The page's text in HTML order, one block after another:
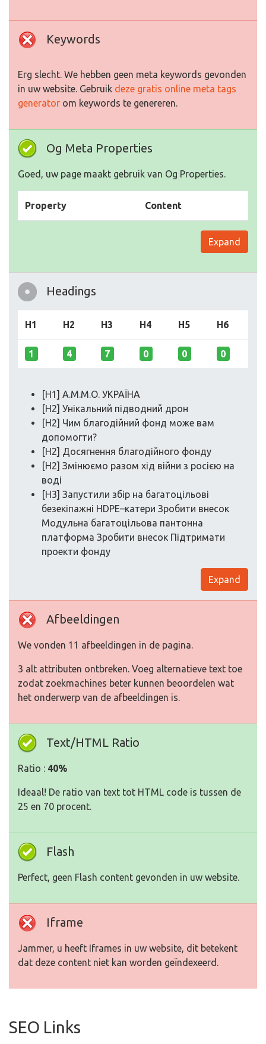
Keywords
Erg slecht. We hebben geen meta keywords gevonden
in uw website. Gebruik deze gratis online meta tags
generator om keywords te genereren.
Og Meta Properties
Goed, uw page maakt gebruik van Og Properties.
Property Content
Expand
Headings
H1 H2 H3 H4 H5 H6
1 4 7 0 0 0
[H1] А.М.М.О. УКРАЇНА
[H2] Унікальний підводний дрон
[H2] Чим благодійний фонд може вам
допомогти?
[H2] Досягнення благодійного фонду
[H2] Змінюємо разом хід війни з росією на
воді
[H3] Запустили збір на багатоцільові
безекіпажні HDPE–катери Зробити внесок
Модульна багатоцільова пантонна
платформа Зробити внесок Підтримати
проекти фонду
Expand
Afbeeldingen
We vonden 11 afbeeldingen in de pagina.
3 alt attributen ontbreken. Voeg alternatieve text toe
zodat zoekmachines beter kunnen beoordelen wat
het onderwerp van de afbeeldingen is.
Text/HTML Ratio
Ratio : 40%
Ideaal! De ratio van text tot HTML code is tussen de
25 en 70 procent.
Flash
Perfect, geen Flash content gevonden in uw website.
Iframe
Jammer, u heeft Iframes in uw website, dit betekent
dat deze content niet kan worden geïndexeerd.
SEO Links